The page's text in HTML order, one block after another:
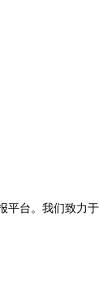
平台。我们致